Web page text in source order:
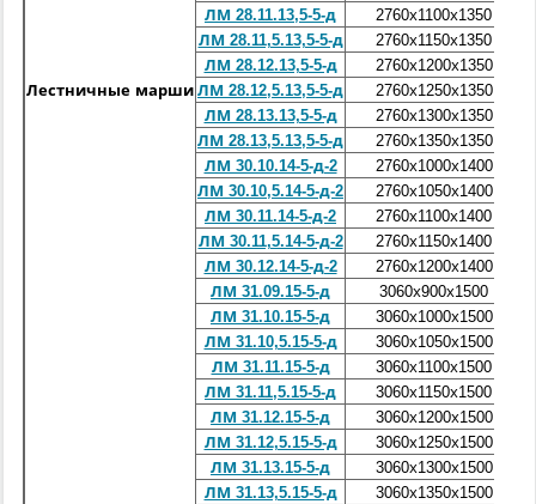
Лестничные марши
ЛМ 28.11.13,5-5-д
2760х1100х1350
ЛМ 28.11,5.13,5-5-д
2760х1150х1350
ЛМ 28.12.13,5-5-д
2760х1200х1350
ЛМ 28.12,5.13,5-5-д
2760х1250х1350
ЛМ 28.13.13,5-5-д
2760х1300х1350
ЛМ 28.13,5.13,5-5-д
2760х1350х1350
ЛМ 30.10.14-5-д-2
2760х1000х1400
ЛМ 30.10,5.14-5-д-2
2760х1050х1400
ЛМ 30.11.14-5-д-2
2760х1100х1400
ЛМ 30.11,5.14-5-д-2
2760х1150х1400
ЛМ 30.12.14-5-д-2
2760х1200х1400
ЛМ 31.09.15-5-д
3060х900х1500
ЛМ 31.10.15-5-д
3060х1000х1500
ЛМ 31.10,5.15-5-д
3060х1050х1500
ЛМ 31.11.15-5-д
3060х1100х1500
ЛМ 31.11,5.15-5-д
3060х1150х1500
ЛМ 31.12.15-5-д
3060х1200х1500
ЛМ 31.12,5.15-5-д
3060х1250х1500
ЛМ 31.13.15-5-д
3060х1300х1500
ЛМ 31.13,5.15-5-д
3060х1350х1500